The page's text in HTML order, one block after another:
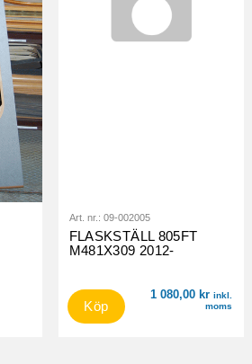
Art. nr.: 09-002005
FLASKSTÄLL 805FT
M481X309 2012-
1 080,00 kr inkl.
moms
Köp